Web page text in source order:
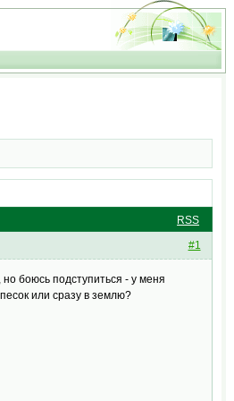
RSS
#1
боюсь подступиться - у меня
или сразу в землю?